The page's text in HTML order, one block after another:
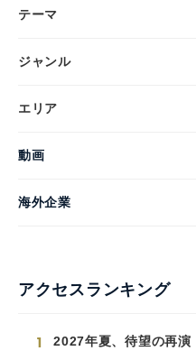
テーマ
ジャンル
エリア
動画
海外企業
アクセスランキング
1
2027年夏、待望の再演